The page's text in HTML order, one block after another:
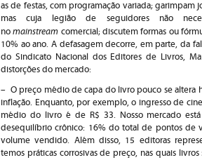
as de festas, com programação variada; garimpam
mas cuja legião de seguidores não
nomainstream comercial; discutem formas ou
10% ao ano. A defasagem decorre, em parte, da
do Sindicato Nacional dos Editores de Livros,
distorções do mercado:
– O preço médio de capa do livro pouco se altera
inflação. Enquanto, por exemplo, o ingresso de
médio do livro é de R$ 33. Nosso mercado
desequilíbrio crônico: 16% do total de pontos de
volume vendido. Além disso, 15 editoras
temos práticas corrosivas de preço, nas quais